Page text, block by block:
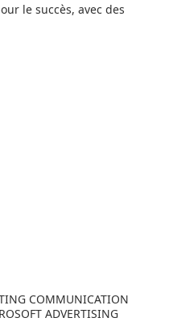
le succès, avec des
COMMUNICATION
ADVERTISING